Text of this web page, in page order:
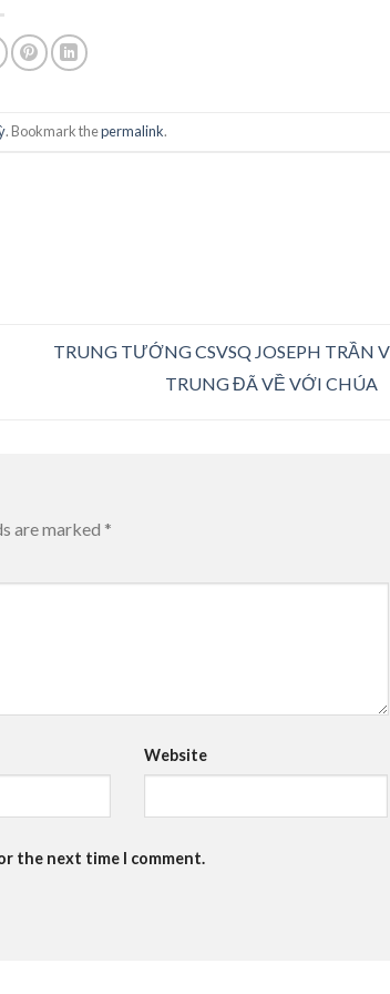
. Bookmark thepermalink.
TRUNG TƯỚNG CSVSQ JOSEPH TRẦN
TRUNG ĐÃ VỀ VỚI CHÚA
are marked *
Website
the next time I comment.